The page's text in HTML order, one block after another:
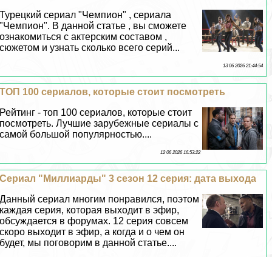
Турецкий сериал "Чемпион" , сериала
"Чемпион". В данной статье , вы сможете
ознакомиться с актерским составом ,
сюжетом и узнать сколько всего серий...
13 06 2026 21:44:54
ТОП 100 сериалов, которые стоит посмотреть
Рейтинг - топ 100 сериалов, которые стоит
посмотреть. Лучшие зарубежные сериалы с
самой большой популярностью....
12 06 2026 16:53:22
Сериал "Миллиарды" 3 сезон 12 серия: дата выхода
Данный сериал многим понравился, поэтом
каждая серия, которая выходит в эфир,
обсуждается в форумах. 12 серия совсем
скоро выходит в эфир, а когда и о чем он
будет, мы поговорим в данной статье....